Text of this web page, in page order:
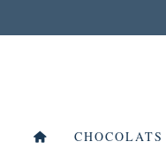
CHOCOLATS